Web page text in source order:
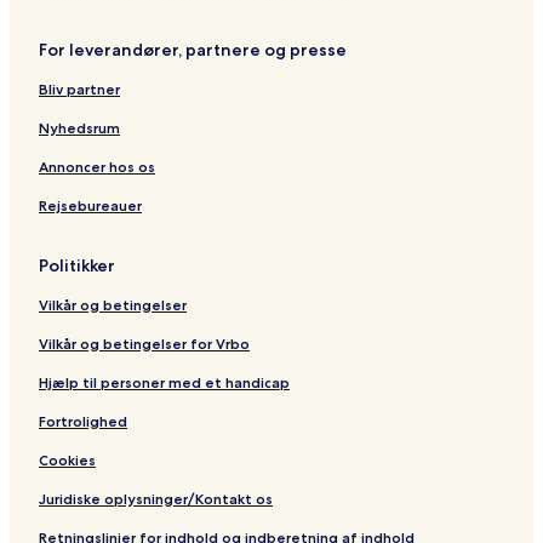
For leverandører, partnere og presse
Bliv partner
Nyhedsrum
Annoncer hos os
Rejsebureauer
Politikker
Vilkår og betingelser
Vilkår og betingelser for Vrbo
Hjælp til personer med et handicap
Fortrolighed
Cookies
Juridiske oplysninger/Kontakt os
Retningslinjer for indhold og indberetning af indhold